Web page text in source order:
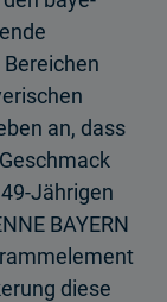
an, dass
Jährigen
BAYERN
diese